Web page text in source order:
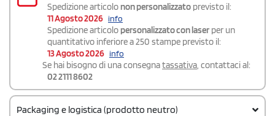
Spedizione articolo non personalizzato previsto il:
11 Agosto 2026 info
Spedizione articolo personalizzato con laser per un
quantitativo inferiore a 250 stampe previsto il:
13 Agosto 2026 info
Se hai bisogno di una consegnatassativa, contattaci al:
02 2111 8602
Packaging e logistica (prodotto neutro)